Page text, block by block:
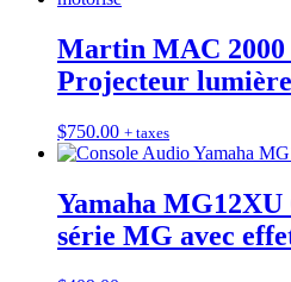
Martin MAC 2000
Projecteur
$750.00 + taxes
Yamaha MG12XU
série MG avec